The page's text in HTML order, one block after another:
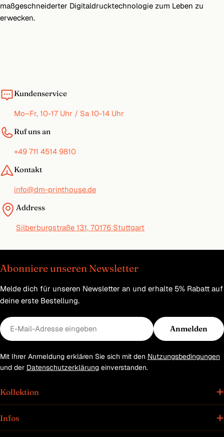
maßgeschneiderter Digitaldrucktechnologie zum Leben zu
erwecken.
Kundenservice
Mo–Fr, 10-17 Uhr / Sa 10-14 Uhr
Ruf uns an
+49 711 4514 9810
Kontakt
info@dm-printhouse.de
Address
Silberburgstraße 131, 70176 Stuttgart
Abonniere unseren Newsletter
Melde dich für unseren Newsletter an und erhalte 5% Rabatt auf
deine erste Bestellung.
E-
Mail
Anmelden
Mit Ihrer Anmeldung erklären Sie sich mit den Nutzungsbedingungen
und der Datenschutzerklärung einverstanden.
Kollektion
Infos